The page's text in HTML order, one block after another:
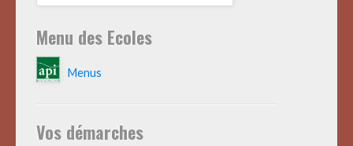
Menu des Ecoles
Menus
Vos démarches